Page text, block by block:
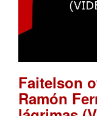
Faitelson
Ramón